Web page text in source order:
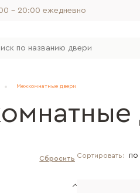
- 20:00 ежедневно
Межкомнатные двери
Сортировать: